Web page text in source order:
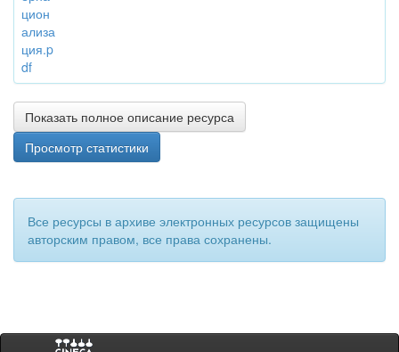
цион
ализа
ция.p
df
Показать полное описание ресурса
Просмотр статистики
Все ресурсы в архиве электронных ресурсов защищены
авторским правом, все права сохранены.